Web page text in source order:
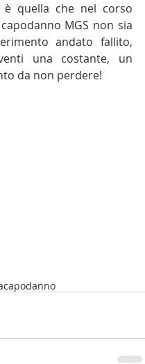
è quella che nel corso
MGS non sia
andato fallito,
una costante, un
da non perdere!
capodanno